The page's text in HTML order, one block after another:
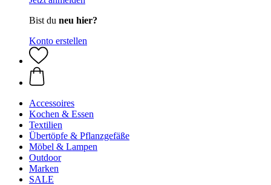
Bist du neu hier?
Konto erstellen
Accessoires
Kochen & Essen
Textilien
Übertöpfe & Pflanzgefäße
Möbel & Lampen
Outdoor
Marken
SALE